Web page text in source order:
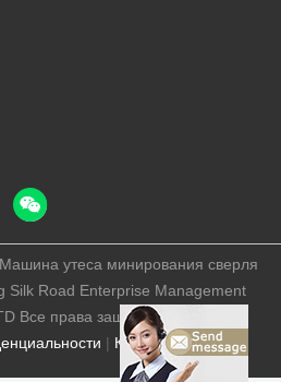
| Карта сайта
утеса минирования сверля
Silk Road Enterprise Management
Все права защищены.